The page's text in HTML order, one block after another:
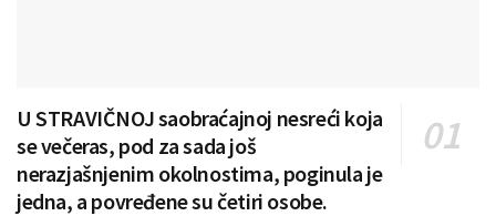
U STRAVIČNOJ saobraćajnoj nesreći koja
se večeras, pod za sada još
nerazjašnjenim okolnostima, poginula je
jedna, a povređene su četiri osobe.